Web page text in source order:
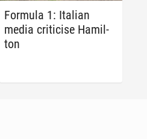
Formula 1: Italian
media crit­i­cise Hamil­
ton